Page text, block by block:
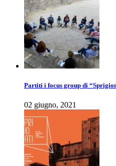
Partiti i focus group di
02 giugno, 2021